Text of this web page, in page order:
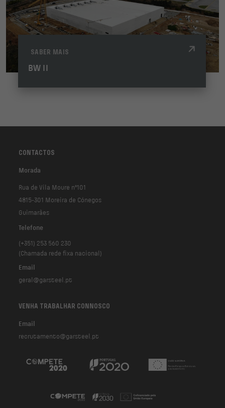
SABER MAIS
BW II
CONTACTOS
Morada
Rua de Vila Moure nº101
4815-301 Moreira de Cónegos
Guimarães
Telefone
(+351) 253 560 230
(Chamada rede fixa nacional)
Email
geral@garsteel.pt
VENHA TRABALHAR CONNOSCO
Email
recrutamento@garsteel.pt